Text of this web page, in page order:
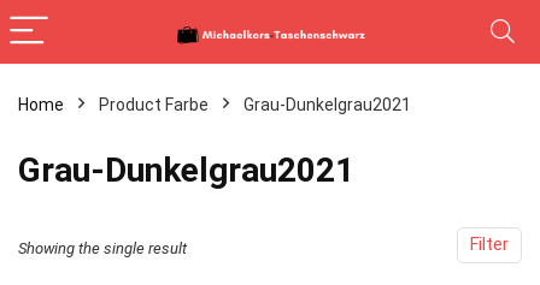
Home Product Farbe Grau-Dunkelgrau2021
Grau-Dunkelgrau2021
Filter
Showing the single result